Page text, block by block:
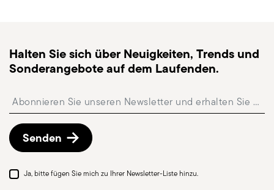
Abholstation : in Italien ist die Lieferung an eine
Abholstation möglich und kann beim Checkout
Kostenlose Rückgabe innerhalb von 30 Tagenab
Rückgaberichtlinien-Seite
Vorgehensweise.
Halten Sie sich über Neuigkeiten, Trends und
Sonderangebote auf dem Laufenden.
Senden
Ja, bitte fügen Sie mich zu Ihrer Newsletter-Liste hinzu.